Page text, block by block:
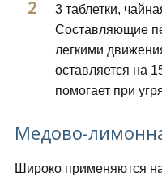
3 таблетки,
Составляющие
легкими
оставляется на
помогает при
Медово-
Широко применяются